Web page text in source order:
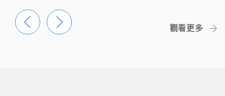
機最新材料及應用資
訊。
觀看更多